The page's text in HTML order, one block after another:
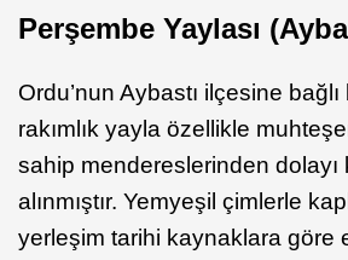
Perşembe Yaylası
Ordu’nun Aybastı ilçesine
rakımlık yayla özellikle
sahip mendereslerinden dolayı
alınmıştır. Yemyeşil çimlerle
yerleşim tarihi kaynaklara göre